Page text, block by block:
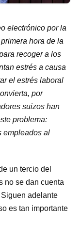
electrónico por la
hora de la
recoger a los
estrés a causa
el estrés laboral
por
suizos han
problema:
empleados al
un tercio del
no se dan cuenta
adelante
es tan importante